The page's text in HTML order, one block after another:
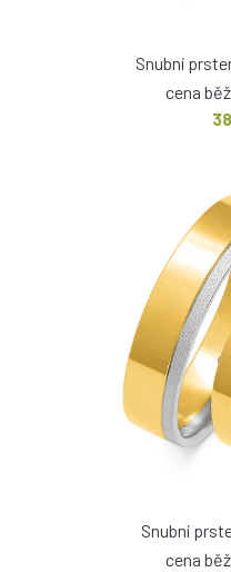
Snubní
cena
Snubní
cena